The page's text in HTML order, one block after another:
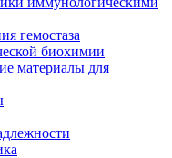
гемостаза
биохимии
материалы для